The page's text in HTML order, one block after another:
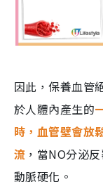
因此，保養血管
於人體內產生的
時，血管壁會放
流 ，當NO分泌
動脈硬化。